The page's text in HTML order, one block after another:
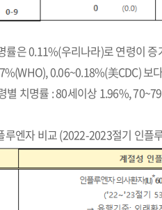
은 0.11%(우리나라)로 연령이
0.06~0.18%(美CDC) 보
별 치명률 : 80세이상 1.96%,
루엔자 비교 (2022-2023절기 인플